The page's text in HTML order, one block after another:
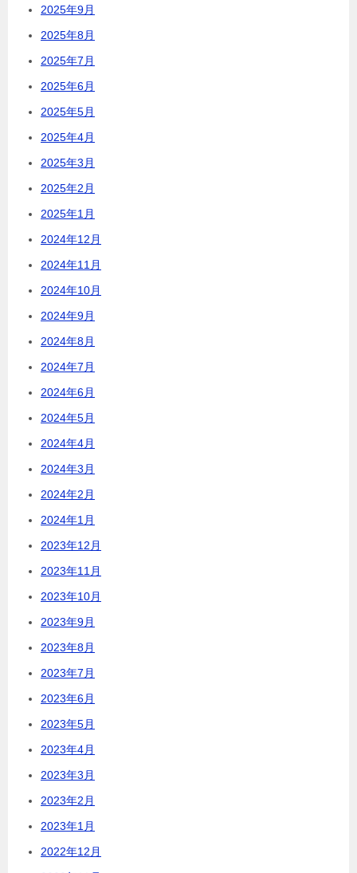
2025年9月
2025年8月
2025年7月
2025年6月
2025年5月
2025年4月
2025年3月
2025年2月
2025年1月
2024年12月
2024年11月
2024年10月
2024年9月
2024年8月
2024年7月
2024年6月
2024年5月
2024年4月
2024年3月
2024年2月
2024年1月
2023年12月
2023年11月
2023年10月
2023年9月
2023年8月
2023年7月
2023年6月
2023年5月
2023年4月
2023年3月
2023年2月
2023年1月
2022年12月